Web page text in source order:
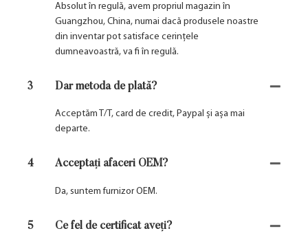
Absolut în regulă, avem propriul magazin în
Guangzhou, China, numai dacă produsele noastre
din inventar pot satisface cerințele
dumneavoastră, va fi în regulă.
3 Dar metoda de plată?
Acceptăm T/T, card de credit, Paypal și așa mai
departe.
4 Acceptați afaceri OEM?
Da, suntem furnizor OEM.
5 Ce fel de certificat aveți?